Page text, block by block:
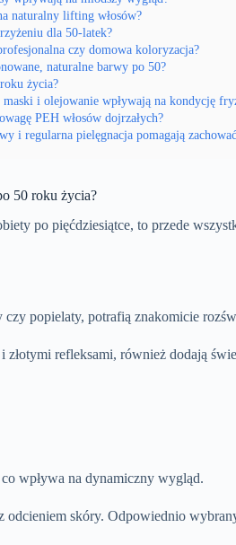
naturalny lifting włosów?
dla 50-latek?
czy domowa koloryzacja?
naturalne barwy po 50?
życia?
maski i olejowanie wpływają na kondycję
PEH włosów dojrzałych?
i regularna pielęgnacja pomagają
50 roku życia?
po pięćdziesiątce, to przede
czy popielaty, potrafią znakomicie
złotymi refleksami, również dodają
wpływa na dynamiczny wygląd.
odcieniem skóry. Odpowiednio